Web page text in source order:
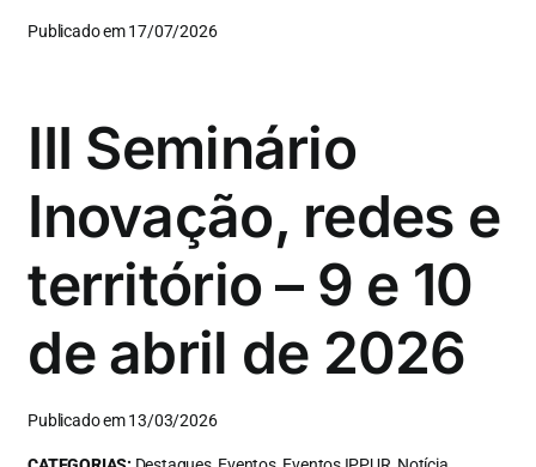
Publicado em 17/07/2026
III Seminário
Inovação, redes e
território – 9 e 10
de abril de 2026
Publicado em 13/03/2026